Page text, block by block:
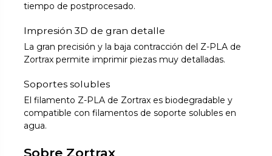
tiempo de postprocesado.
Impresión 3D de gran detalle
La gran precisión y la baja contracción del Z-PLA de
Zortrax permite imprimir piezas muy detalladas.
Soportes solubles
El filamento Z-PLA de Zortrax es biodegradable y
compatible con filamentos de soporte solubles en
agua.
Sobre Zortrax